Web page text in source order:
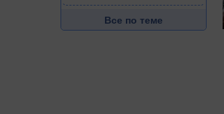
Все по теме